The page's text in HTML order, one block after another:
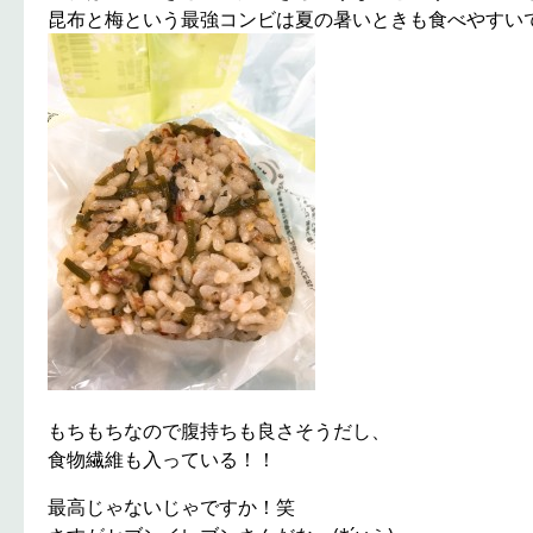
昆布と梅という最強コンビは夏の暑いときも食べやすい
もちもちなので腹持ちも良さそうだし、
食物繊維も入っている！！
最高じゃないじゃですか！笑